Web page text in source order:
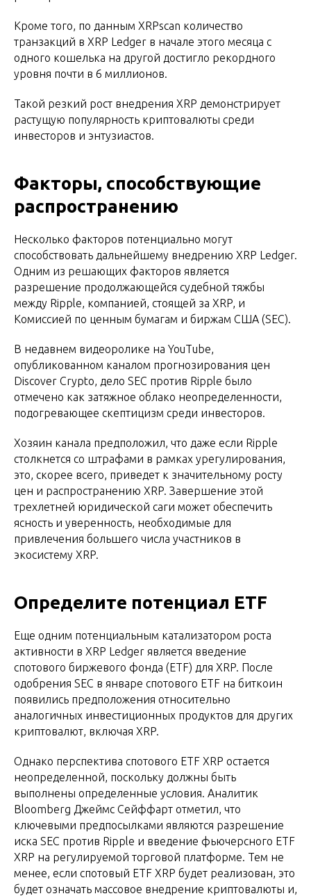
Кроме того, по данным XRPscan количество
транзакций в XRP Ledger в начале этого месяца с
одного кошелька на другой достигло рекордного
уровня почти в 6 миллионов.
Такой резкий рост внедрения XRP демонстрирует
растущую популярность криптовалюты среди
инвесторов и энтузиастов.
Факторы, способствующие
распространению
Несколько факторов потенциально могут
способствовать дальнейшему внедрению XRP Ledger.
Одним из решающих факторов является
разрешение продолжающейся судебной тяжбы
между Ripple, компанией, стоящей за XRP, и
Комиссией по ценным бумагам и биржам США (SEC).
В недавнем видеоролике на YouTube,
опубликованном каналом прогнозирования цен
Discover Crypto, дело SEC против Ripple было
отмечено как затяжное облако неопределенности,
подогревающее скептицизм среди инвесторов.
Хозяин канала предположил, что даже если Ripple
столкнется со штрафами в рамках урегулирования,
это, скорее всего, приведет к значительному росту
цен и распространению XRP. Завершение этой
трехлетней юридической саги может обеспечить
ясность и уверенность, необходимые для
привлечения большего числа участников в
экосистему XRP.
Определите потенциал ETF
Еще одним потенциальным катализатором роста
активности в XRP Ledger является введение
спотового биржевого фонда (ETF) для XRP. После
одобрения SEC в январе спотового ETF на биткоин
появились предположения относительно
аналогичных инвестиционных продуктов для других
криптовалют, включая XRP.
Однако перспектива спотового ETF XRP остается
неопределенной, поскольку должны быть
выполнены определенные условия. Аналитик
Bloomberg Джеймс Сейффарт отметил, что
ключевыми предпосылками являются разрешение
иска SEC против Ripple и введение фьючерсного ETF
XRP на регулируемой торговой платформе. Тем не
менее, если спотовый ETF XRP будет реализован, это
будет означать массовое внедрение криптовалюты и,